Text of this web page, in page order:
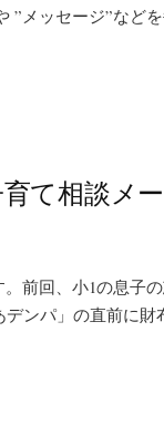
”メッセージ”など
て相談メ
前回、小1の息子
ンパ」の直前に財